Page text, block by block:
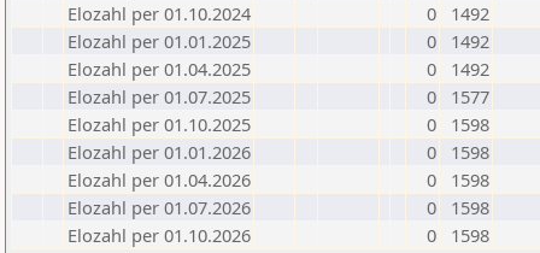
Elozahl per 01.10.2024
0
1492
Elozahl per 01.01.2025
0
1492
Elozahl per 01.04.2025
0
1492
Elozahl per 01.07.2025
0
1577
Elozahl per 01.10.2025
0
1598
Elozahl per 01.01.2026
0
1598
Elozahl per 01.04.2026
0
1598
Elozahl per 01.07.2026
0
1598
Elozahl per 01.10.2026
0 1598